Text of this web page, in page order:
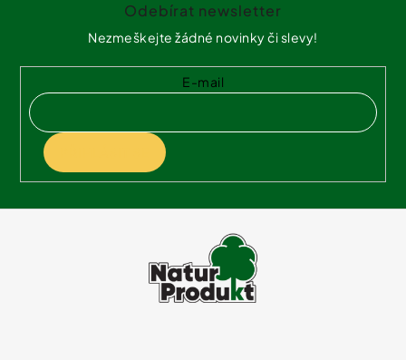
Odebírat newsletter
Nezmeškejte žádné novinky či slevy!
E-mail